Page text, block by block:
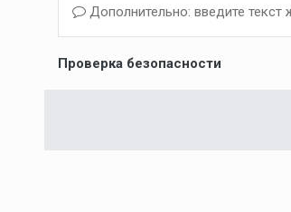
Дополнительно: введите текст
Проверка безопасности